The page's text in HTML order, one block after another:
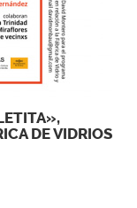
DE VIDRIOS